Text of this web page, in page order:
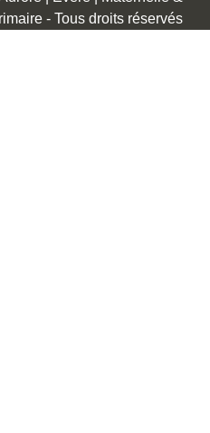
- Tous droits réservés